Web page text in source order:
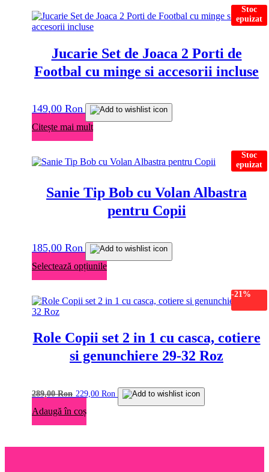
Stoc
epuizat
Jucarie Set de Joaca 2 Porti de
Footbal cu minge si accesorii incluse
149,00 Ron
Citește mai mult
Stoc
epuizat
Sanie Tip Bob cu Volan Albastra
pentru Copii
185,00 Ron
Selectează opțiunileAcest
mai
multe
Opțiunile
pot
fi
alese
produsului.
-21%
Role Copii set 2 in 1 cu casca, cotiere
si genunchiere 29-32 Roz
289,00Ron Prețul
a
229,00 Ron Prețul
curent
Adaugă în coș